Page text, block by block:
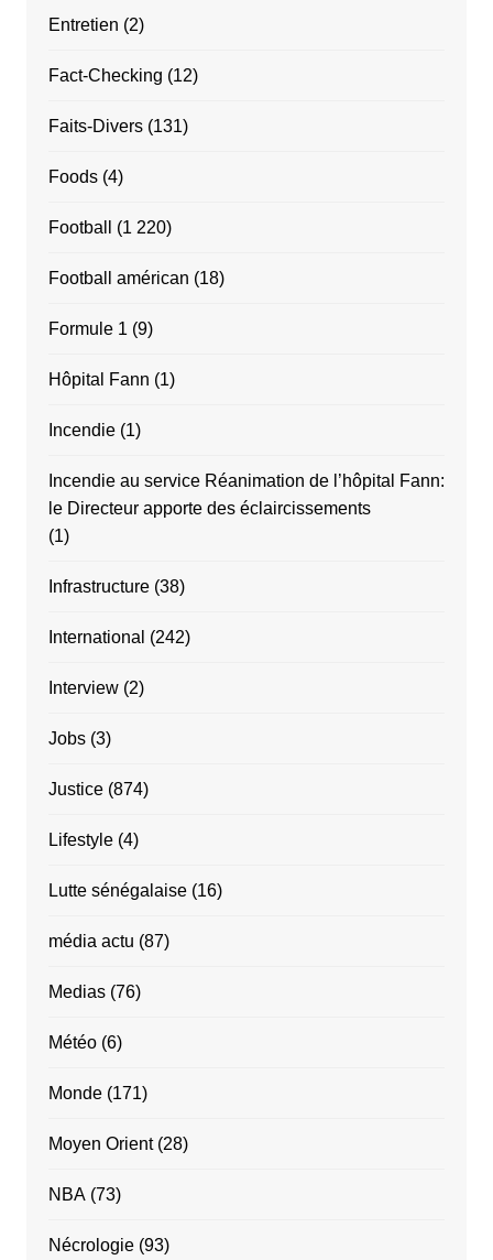
Entretien (2)
Fact-Checking (12)
Faits-Divers(131)
Foods(4)
Football (1 220)
Football américan (18)
Formule 1 (9)
Hôpital Fann (1)
Incendie(1)
Incendie au service Réanimation de l’hôpital Fann:
le Directeur apporte des éclaircissements
(1)
Infrastructure(38)
International (242)
Interview(2)
Jobs(3)
Justice(874)
Lifestyle(4)
Lutte sénégalaise(16)
média actu (87)
Medias(76)
Météo(6)
Monde(171)
Moyen Orient(28)
NBA(73)
Nécrologie(93)